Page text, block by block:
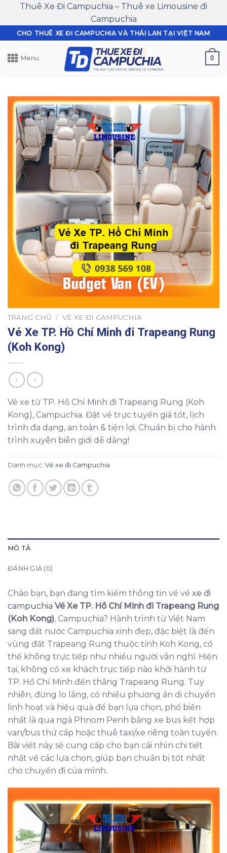
Thuê Xe Đi Campuchia – Thuê xe Limousine đi
Campuchia
to
content
CHO THUÊ XE ĐI CAMPUCHIA VÀ THÁI LAN TẠI VIỆT NAM
Menu 0
TRANG CHỦ / VÉ XE ĐI CAMPUCHIA
Vé Xe TP. Hồ Chí Minh đi Trapeang Rung
(Koh Kong)
Vé xe từ TP. Hồ Chí Minh đi Trapeang Rung (Koh
Kong), Campuchia. Đặt vé trực tuyến giá tốt, lịch
trình đa dạng, an toàn & tiện lợi. Chuẩn bị cho hành
trình xuyên biên giới dễ dàng!
Danh mục: Vé xe đi Campuchia
MÔ TẢ
ĐÁNH GIÁ (0)
Chào bạn, bạn đang tìm kiếm thông tin về vé xe đi
campuchia Vé Xe TP. Hồ Chí Minh đi Trapeang Rung
(Koh Kong), Campuchia? Hành trình từ Việt Nam
sang đất nước Campuchia xinh đẹp, đặc biệt là đến
vùng đất Trapeang Rung thuộc tỉnh Koh Kong, có
thể không trực tiếp như nhiều người vẫn nghĩ. Hiện
tại, không có xe khách trực tiếp nào khởi hành từ
TP. Hồ Chí Minh đến thẳng Trapeang Rung. Tuy
nhiên, đừng lo lắng, có nhiều phương án di chuyển
linh hoạt và hiệu quả để bạn lựa chọn, phổ biến
nhất là qua ngả Phnom Penh bằng xe bus kết hợp
van/bus thứ cấp hoặc thuê taxi/xe riêng toàn tuyến.
Bài viết này sẽ cung cấp cho bạn cái nhìn chi tiết
nhất về các lựa chọn, giúp bạn chuẩn bị tốt nhất
cho chuyến đi của mình.